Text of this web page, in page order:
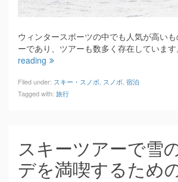
ウィンタースポーツの中でも人気が高い
ーであり、ツアーも数多く存在しています
reading
Filed under: スキー・スノボ スノボ 宿泊
Tagged with: 旅行
スキーツアーで雪
デを満喫するため